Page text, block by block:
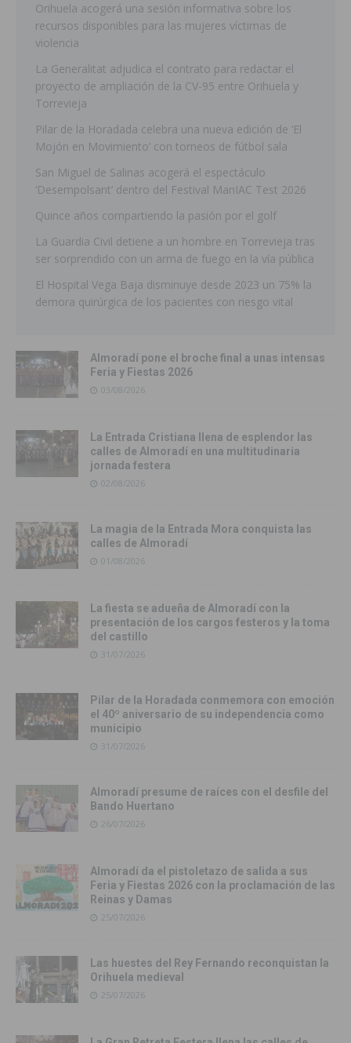
Orihuela acogerá una sesión informativa sobre los
recursos disponibles para las mujeres víctimas de
violencia
La Generalitat adjudica el contrato para redactar el
proyecto de ampliación de la CV-95 entre Orihuela y
Torrevieja
Pilar de la Horadada celebra una nueva edición de ‘El
Mojón en Movimiento’ con torneos de fútbol sala
San Miguel de Salinas acogerá el espectáculo
‘Desempolsant’ dentro del Festival ManIAC Test 2026
Quince años compartiendo la pasión por el golf
La Guardia Civil detiene a un hombre en Torrevieja tras
ser sorprendido con un arma de fuego en la vía pública
El Hospital Vega Baja disminuye desde 2023 un 75% la
demora quirúrgica de los pacientes con riesgo vital
Almoradí pone el broche final a unas intensas
Feria y Fiestas 2026
03/08/2026
La Entrada Cristiana llena de esplendor las
calles de Almoradí en una multitudinaria
jornada festera
02/08/2026
La magia de la Entrada Mora conquista las
calles de Almoradí
01/08/2026
La fiesta se adueña de Almoradí con la
presentación de los cargos festeros y la toma
del castillo
31/07/2026
Pilar de la Horadada conmemora con emoción
el 40º aniversario de su independencia como
municipio
31/07/2026
Almoradí presume de raíces con el desfile del
Bando Huertano
26/07/2026
Almoradí da el pistoletazo de salida a sus
Feria y Fiestas 2026 con la proclamación de las
Reinas y Damas
25/07/2026
Las huestes del Rey Fernando reconquistan la
Orihuela medieval
25/07/2026